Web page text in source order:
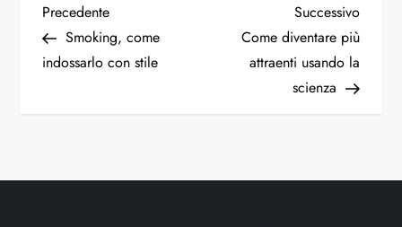
Precedente
Smoking, come
indossarlo con stile
Successivo
Come diventare più
attraenti usando la
scienza